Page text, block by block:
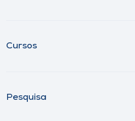
Cursos
Pesquisa